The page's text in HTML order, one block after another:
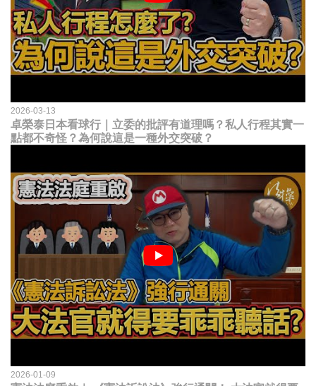
2026-03-13
卓榮泰日本看球行｜立委的批評有道理嗎？私人行程其實一
點都不奇怪？為何說這是一種外交突破？
2026-01-09